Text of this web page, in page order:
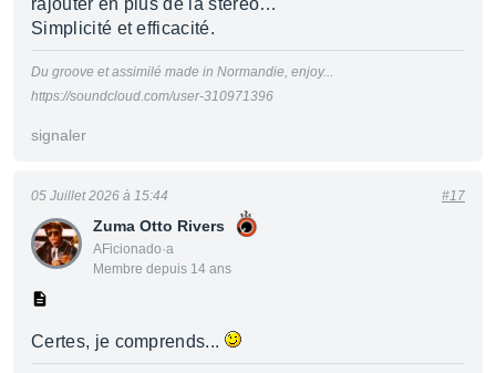
rajouter en plus de la stéréo…
Simplicité et efficacité.
Du groove et assimilé made in Normandie, enjoy...
https://soundcloud.com/user-310971396
signaler
Zuma Otto Rivers
AFicionado·a
Membre depuis 14 ans
05 Juillet 2026 à 15:44 #17
Certes, je comprends...